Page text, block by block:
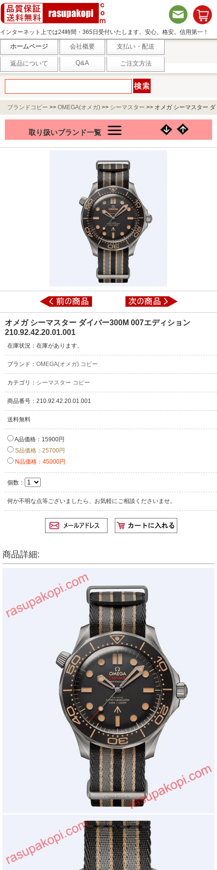
インターネット上では24時間・365日受付いたします。安心、格安。信用第一！
ホームページ 会社概要 支払い・配送
返品について Q&A ご注文方法
ブランドコピー >> OMEGA(オメガ) >> シーマスター >> オメガ シーマスター ダ
取り扱いブランド一覧
オメガ シーマスター ダイバー300M 007エディション
210.92.42.20.01.001
在庫状況：在庫があります。
ブランド： OMEGA(オメガ) コピー
カテゴリ： シーマスター コピー
商品番号：210.92.42.20.01.001
送料無料
A品価格：15900円
S品価格：25700円
N品価格：45000円
個数：
何か不明な点等ございましたら、お気軽にご相談くださいませ。
商品詳細: